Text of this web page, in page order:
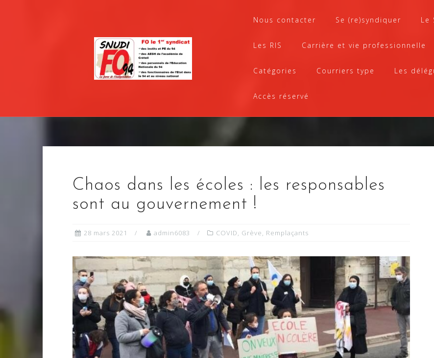
Nous contacter Se (re)syndiquer Le
Les RIS Carrière et vie professionnelle
Catégories Courriers type Les
Accès réservé
Chaos dans les écoles : les responsables
sont au gouvernement !
28 mars 2021 admin6083 COVID, Grève, Remplaçants